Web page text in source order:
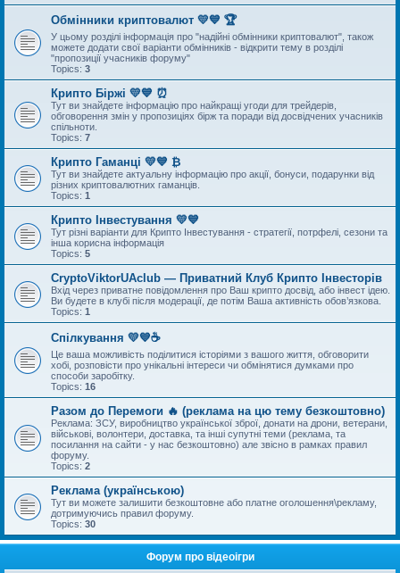
Обмінники криптовалют 💛💙 🏆
У цьому розділі інформація про "надійні обмінники криптовалют", також
можете додати свої варіанти обмінників - відкрити тему в розділі
"пропозиції учасників форуму"
Topics: 3
Крипто Біржі 💛💙 ⏰
Тут ви знайдете інформацію про найкращі угоди для трейдерів,
обговорення змін у пропозиціях бірж та поради від досвідчених учасників
спільноти.
Topics: 7
Крипто Гаманці 💛💙 ₿
Тут ви знайдете актуальну інформацію про акції, бонуси, подарунки від
різних криптовалютних гаманців.
Topics: 1
Крипто Інвестування 💛💙
Тут різні варіанти для Крипто Інвестування - стратегії, потрфелі, сезони та
інша корисна інформація
Topics: 5
CryptoViktorUAclub — Приватний Клуб Крипто Інвесторів
Вхід через приватне повідомлення про Ваш крипто досвід, або інвест ідею.
Ви будете в клубі після модерації, де потім Ваша активність обов’язкова.
Topics: 1
Спілкування 💛💙☕
Це ваша можливість поділитися історіями з вашого життя, обговорити
хобі, розповісти про унікальні інтереси чи обмінятися думками про
способи заробітку.
Topics: 16
Разом до Перемоги 🔥 (реклама на цю тему безкоштовно)
Реклама: ЗСУ, виробництво української зброї, донати на дрони, ветерани,
військові, волонтери, доставка, та інші супутні теми (реклама, та
посилання на сайти - у нас безкоштовно) але звісно в рамках правил
форуму.
Topics: 2
Реклама (українською)
Тут ви можете залишити безкоштовне або платне оголошення\рекламу,
дотримуючись правил форуму.
Topics: 30
Форум про відеоігри